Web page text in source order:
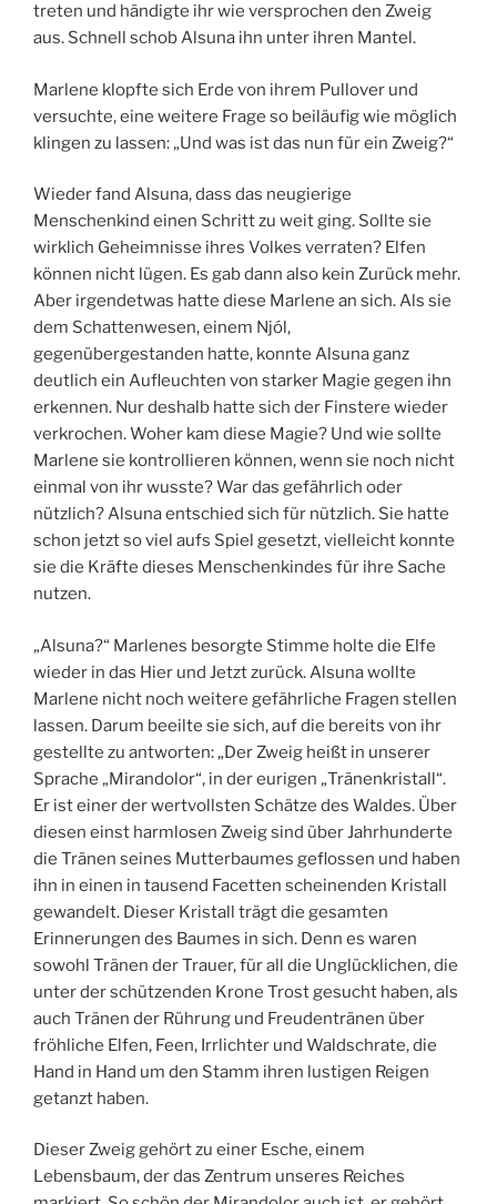
treten und händigte ihr wie versprochen den Zweig
aus. Schnell schob Alsuna ihn unter ihren Mantel.
Marlene klopfte sich Erde von ihrem Pullover und
versuchte, eine weitere Frage so beiläufig wie möglich
klingen zu lassen: „Und was ist das nun für ein Zweig?“
Wieder fand Alsuna, dass das neugierige
Menschenkind einen Schritt zu weit ging. Sollte sie
wirklich Geheimnisse ihres Volkes verraten? Elfen
können nicht lügen. Es gab dann also kein Zurück mehr.
Aber irgendetwas hatte diese Marlene an sich. Als sie
dem Schattenwesen, einem Njól,
gegenübergestanden hatte, konnte Alsuna ganz
deutlich ein Aufleuchten von starker Magie gegen ihn
erkennen. Nur deshalb hatte sich der Finstere wieder
verkrochen. Woher kam diese Magie? Und wie sollte
Marlene sie kontrollieren können, wenn sie noch nicht
einmal von ihr wusste? War das gefährlich oder
nützlich? Alsuna entschied sich für nützlich. Sie hatte
schon jetzt so viel aufs Spiel gesetzt, vielleicht konnte
sie die Kräfte dieses Menschenkindes für ihre Sache
nutzen.
„Alsuna?“ Marlenes besorgte Stimme holte die Elfe
wieder in das Hier und Jetzt zurück. Alsuna wollte
Marlene nicht noch weitere gefährliche Fragen stellen
lassen. Darum beeilte sie sich, auf die bereits von ihr
gestellte zu antworten: „Der Zweig heißt in unserer
Sprache „Mirandolor“, in der eurigen „Tränenkristall“.
Er ist einer der wertvollsten Schätze des Waldes. Über
diesen einst harmlosen Zweig sind über Jahrhunderte
die Tränen seines Mutterbaumes geflossen und haben
ihn in einen in tausend Facetten scheinenden Kristall
gewandelt. Dieser Kristall trägt die gesamten
Erinnerungen des Baumes in sich. Denn es waren
sowohl Tränen der Trauer, für all die Unglücklichen, die
unter der schützenden Krone Trost gesucht haben, als
auch Tränen der Rührung und Freudentränen über
fröhliche Elfen, Feen, Irrlichter und Waldschrate, die
Hand in Hand um den Stamm ihren lustigen Reigen
getanzt haben.
Dieser Zweig gehört zu einer Esche, einem
Lebensbaum, der das Zentrum unseres Reiches